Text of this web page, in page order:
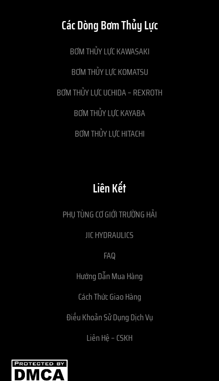
Các Dòng Bơm Thủy Lực
BƠM THỦY LỰC KAWASAKI
BƠM THỦY LỰC KOMATSU
BƠM THỦY LỰC UCHIDA – REXROTH
BƠM THỦY LỰC KAYABA
BƠM THỦY LỰC HITACHI
Liên Kết
PHỤ TÙNG CƠ GIỚI TRƯỜNG HẢI
JIC HYDRAULICS
FAQ
Hướng Dẫn Mua Hàng
Cách Thức Giao Hàng
Điều Khoản Sử Dụng Dịch Vụ
Liên Hệ – CSKH